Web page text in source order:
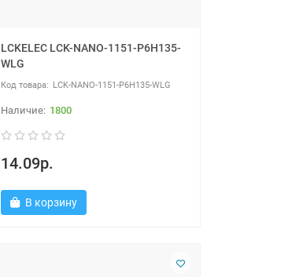
LCKELEC LCK-NANO-1151-P6H135-
WLG
LCK-NANO-1151-P6H135-WLG
1800
14.09р.
В корзину